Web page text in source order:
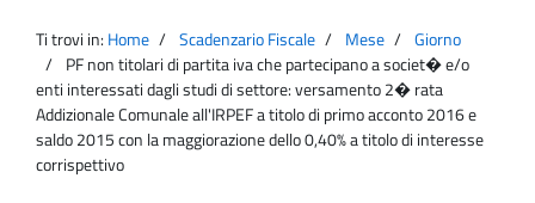
Agenzia
Entrate
principale
Ti trovi in: Home Scadenzario Fiscale Mese
Giorno
PF non titolari di partita iva che partecipano a societ� e/o
enti interessati dagli studi di settore: versamento 2� rata
Addizionale Comunale all'IRPEF a titolo di primo acconto 2016 e
saldo 2015 con la maggiorazione dello 0,40% a titolo di interesse
corrispettivo